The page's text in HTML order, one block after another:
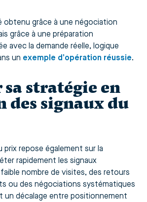
obtenu grâce à une négociation
grâce à une préparation
avec la demande réelle, logique
un exemple d’opération réussie.
stratégie en
des signaux du
prix repose également sur la
rapidement les signaux
nombre de visites, des retours
ou des négociations systématiques
un décalage entre positionnement